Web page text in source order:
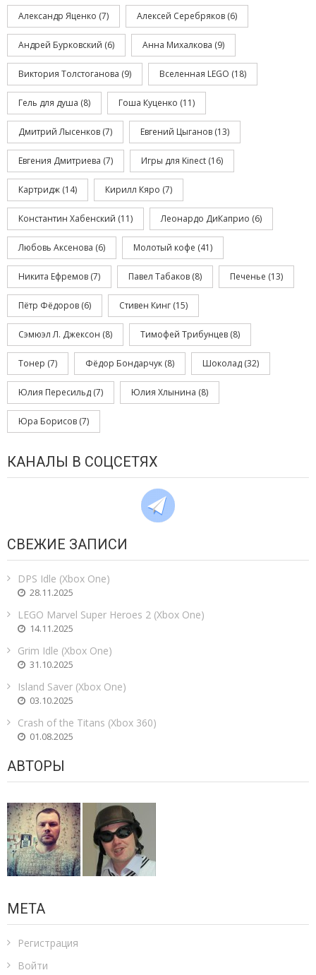
Александр Яценко (7) Алексей Серебряков (6)
Андрей Бурковский (6) Анна Михалкова (9)
Виктория Толстоганова (9) Вселенная LEGO (18)
Гель для душа (8) Гоша Куценко (11)
Дмитрий Лысенков (7) Евгений Цыганов (13)
Евгения Дмитриева (7) Игры для Kinect (16)
Картридж (14) Кирилл Кяро (7)
Константин Хабенский (11) Леонардо ДиКаприо (6)
Любовь Аксенова (6) Молотый кофе (41)
Никита Ефремов (7) Павел Табаков (8) Печенье (13)
Пётр Фёдоров (6) Стивен Кинг (15)
Сэмюэл Л. Джексон (8) Тимофей Трибунцев (8)
Тонер (7) Фёдор Бондарчук (8) Шоколад (32)
Юлия Пересильд (7) Юлия Хлынина (8)
Юра Борисов (7)
КАНАЛЫ В СОЦСЕТЯХ
СВЕЖИЕ ЗАПИСИ
DPS Idle (Xbox One)
28.11.2025
LEGO Marvel Super Heroes 2 (Xbox One)
14.11.2025
Grim Idle (Xbox One)
31.10.2025
Island Saver (Xbox One)
03.10.2025
Crash of the Titans (Xbox 360)
01.08.2025
АВТОРЫ
МЕТА
Регистрация
Войти